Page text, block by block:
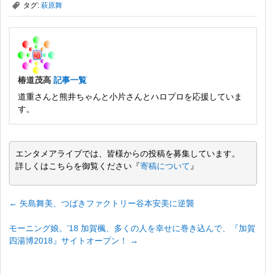
, タグ: 萩原舞
椿道茂高 記事一覧
道重さんと熊井ちゃんと小片さんとハロプロを応援していま
す。
エンタメアライブでは、皆様からの投稿を募集しています。
詳しくはこちらを御覧ください『寄稿について 』
← 矢島舞美、つばきファクトリー谷本安美に逆襲
モーニング娘。’18 加賀楓、多くの人を幸せに巻き込んで、『加賀
四湯博2018』サイトオープン！
→